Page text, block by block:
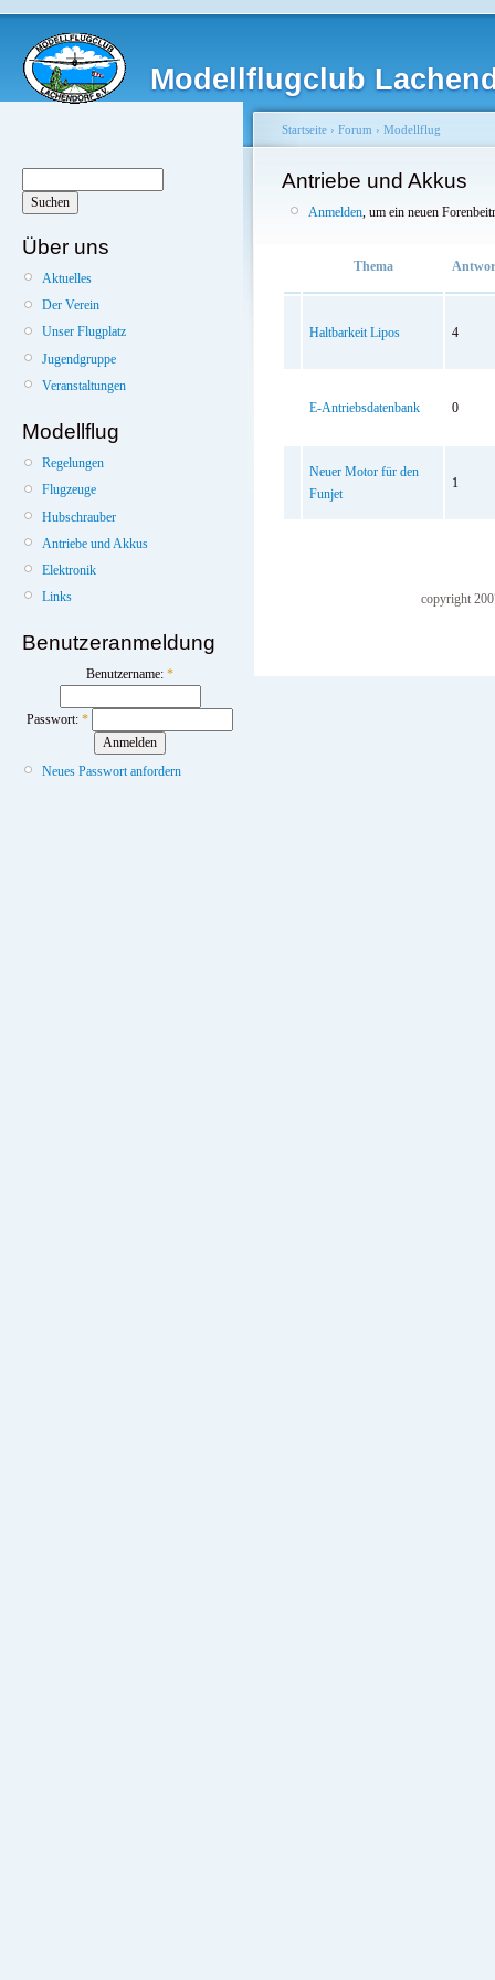
Modellflugclub
Über uns
Aktuelles
Der Verein
Unser Flugplatz
Jugendgruppe
Veranstaltungen
Modellflug
Regelungen
Flugzeuge
Hubschrauber
Antriebe und Akkus
Elektronik
Links
Benutzeranmeldung
Benutzername: *
Passwort: *
Neues Passwort anfordern
Startseite › Forum › Modellflug
Antriebe und Akkus
Anmelden, um ein neuen
Thema
Haltbarkeit Lipos 4
E-Antriebsdatenbank 0
Neuer Motor für den
Funjet
1
copyright